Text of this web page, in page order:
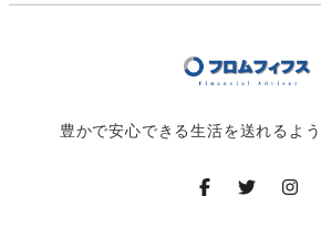
豊かで安心できる生活を送れるよ